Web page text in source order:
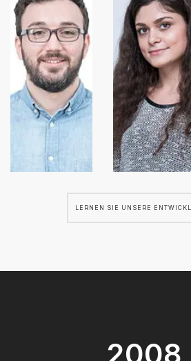
LERNEN SIE UNSERE
2008